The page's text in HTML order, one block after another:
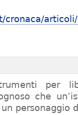
per
che
personaggio